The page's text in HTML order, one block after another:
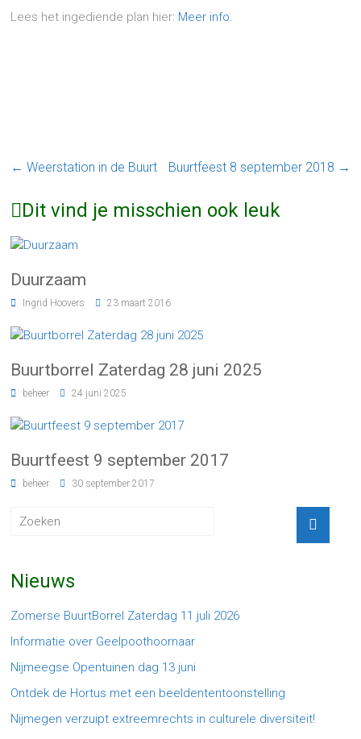
Lees het ingediende plan hier: Meer info.
← Weerstation in de Buurt Buurtfeest 8 september 2018 →
Dit vind je misschien ook leuk
Duurzaam
Ingrid Hoovers 23 maart 2016
Buurtborrel Zaterdag 28 juni 2025
beheer 24 juni 2025
Buurtfeest 9 september 2017
beheer 30 september 2017
Nieuws
Zomerse BuurtBorrel Zaterdag 11 juli 2026
Informatie over Geelpoothoornaar
Nijmeegse Opentuinen dag 13 juni
Ontdek de Hortus met een beeldententoonstelling
Nijmegen verzuipt extreemrechts in culturele diversiteit!